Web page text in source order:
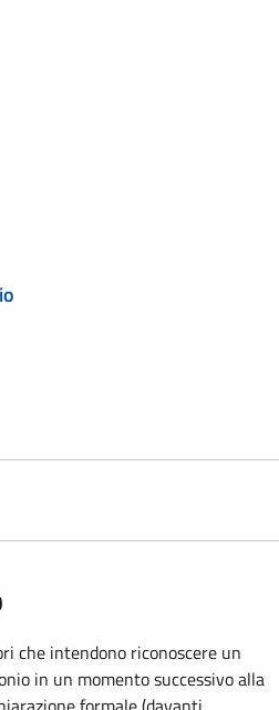
che intendono riconoscere un
in un momento successivo alla